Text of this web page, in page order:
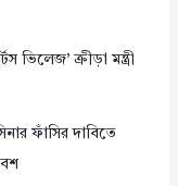
ভিলেজ’ ক্রীড়া মন্ত্রী
ফাঁসির দাবিতে